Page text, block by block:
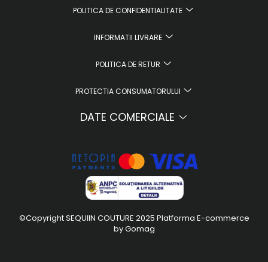
POLITICA DE CONFIDENTIALITATE
INFORMATII LIVRARE
POLITICA DE RETUR
PROTECTIA CONSUMATORULUI
DATE COMERCIALE
©Copyright SEQUIIN COUTURE 2025 Platforma E-commerce
by Gomag